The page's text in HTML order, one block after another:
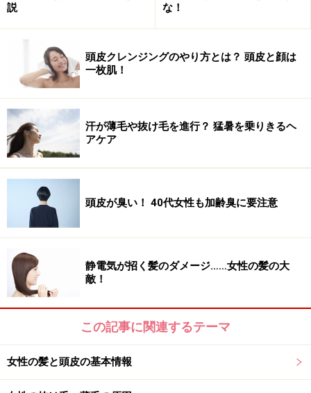
説
な！
頭皮クレンジングのやり方とは？ 頭皮と顔は
一枚肌！
汗が薄毛や抜け毛を進行？ 猛暑を乗りきるヘ
アケア
頭皮が臭い！ 40代女性も加齢臭に要注意
静電気が招く髪のダメージ……女性の髪の大
敵！
この記事に関連するテーマ
女性の髪と頭皮の基本情報